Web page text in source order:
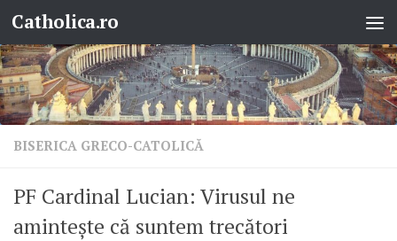
Skip to content
Catholica.ro
BISERICA GRECO-CATOLICĂ
PF Cardinal Lucian: Virusul ne
amintește că suntem trecători